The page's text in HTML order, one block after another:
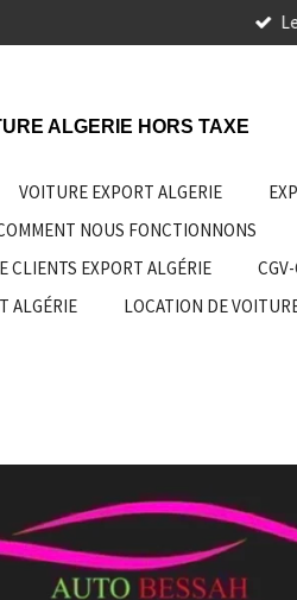
ALGERIE HORS TAXE
VOITURE EXPORT ALGERIE
NOUS FONCTIONNONS
CLIENTS EXPORT ALGÉRIE
ALGÉRIE
LOCATION DE